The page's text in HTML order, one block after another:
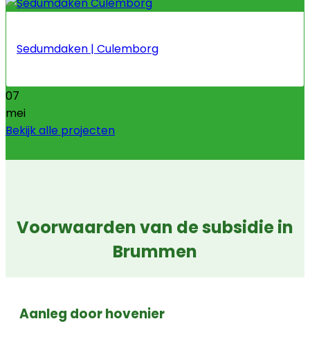
Sedumdaken | Culemborg
07
mei
Bekijk alle projecten
Voorwaarden van de subsidie in
Brummen
Aanleg door hovenier